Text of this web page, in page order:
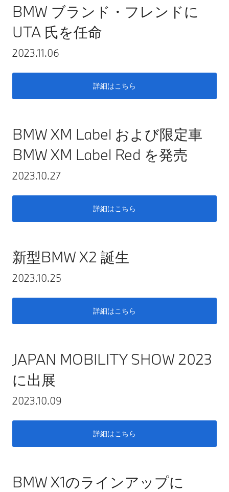
BMW ブランド・フレンドに
UTA 氏を任命
2023.11.06
詳細はこちら
BMW XM Label および限定車
BMW XM Label Red を発売
2023.10.27
詳細はこちら
新型BMW X2 誕生
2023.10.25
詳細はこちら
JAPAN MOBILITY SHOW 2023
に出展
2023.10.09
詳細はこちら
BMW X1のラインアップに